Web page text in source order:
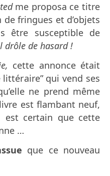
me proposa ce titre
fringues et d’objets
être susceptible de
drôle de hasard !
cette annonce était
littéraire” qui vend ses
ne prend même
est flambant neuf,
certain que cette
…
que ce nouveau